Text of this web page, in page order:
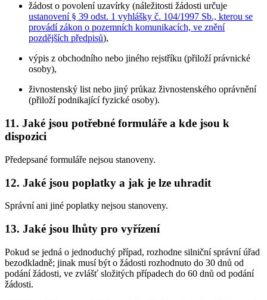
žádost o povolení uzavírky (náležitosti žádosti určuje
ustanovení § 39 odst. 1 vyhlášky č. 104/1997 Sb., kterou se
provádí zákon o pozemních komunikacích, ve znění
pozdějších předpisů),
výpis z obchodního nebo jiného rejstříku (přiloží právnické
osoby),
živnostenský list nebo jiný průkaz živnostenského oprávnění
(přiloží podnikající fyzické osoby).
11. Jaké jsou potřebné formuláře a kde jsou k
dispozici
Předepsané formuláře nejsou stanoveny.
12. Jaké jsou poplatky a jak je lze uhradit
Správní ani jiné poplatky nejsou stanoveny.
13. Jaké jsou lhůty pro vyřízení
Pokud se jedná o jednoduchý případ, rozhodne silniční správní úřad
bezodkladně; jinak musí být o žádosti rozhodnuto do 30 dnů od
podání žádosti, ve zvlášť složitých případech do 60 dnů od podání
žádosti.